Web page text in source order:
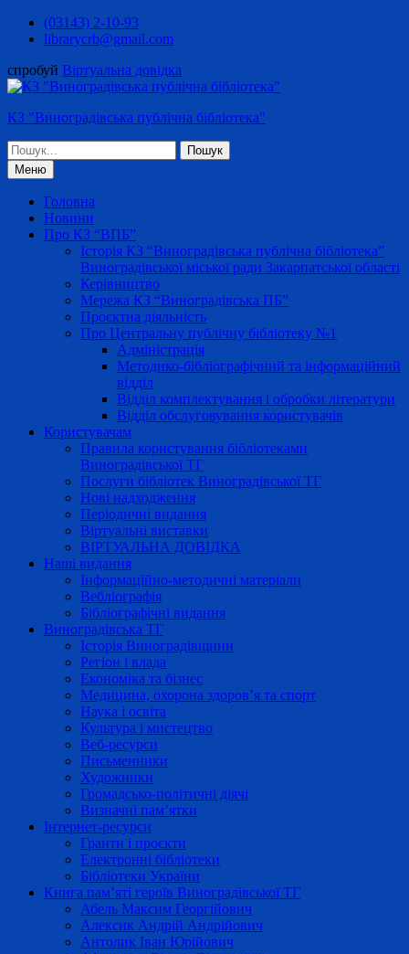
Перейти(03143) 2-10-93
librarycrb@gmail.com
спробуй Віртуальна довідка
КЗ "Виноградівська публічна бібліотека"
Шукати:
Меню
Головна
Новини
Про КЗ “ВПБ”
Історія КЗ “Виноградівська публічна бібліотека”
Виноградівської міської ради Закарпатської області
Керівництво
Мережа КЗ “Виноградівська ПБ”
Проєктна діяльність
Про Центральну публічну бібліотеку №1
Адміністрація
Методико-бібліографічний та інформаційний
відділ
Відділ комплектування і обробки літератури
Відділ обслуговування користувачів
Користувачам
Правила користування бібліотеками
Виноградівської ТГ
Послуги бібліотек Виноградівської ТГ
Нові надходження
Періодичні видання
Віртуальні виставки
ВІРТУАЛЬНА ДОВІДКА
Наші видання
Інформаційно-методичні матеріали
Вебліографія
Бібліографічні видання
Виноградівська ТГ
Історія Виноградівщини
Регіон і влада
Економіка та бізнес
Медицина, охорона здоров’я та спорт
Наука і освіта
Культура і мистецтво
Веб-ресурси
Письменники
Художники
Громадсько-політичні діячі
Визначні пам’ятки
Інтернет-ресурси
Гранти і проєкти
Електронні бібліотеки
Бібліотеки України
Книга пам’яті героїв Виноградівської ТГ
Абель Максим Георгійович
Алексик Андрій Андрійович
Антолик Іван Юрійович